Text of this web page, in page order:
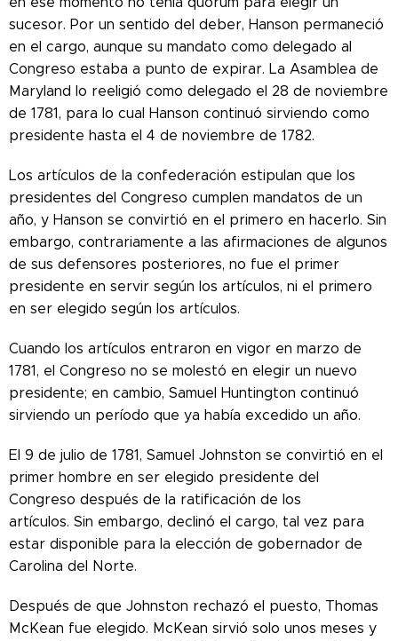
sucesor. Por un sentido del deber, Hanson permaneció
en el cargo, aunque su mandato como delegado al
Congreso estaba a punto de expirar. La Asamblea de
Maryland lo reeligió como delegado el 28 de noviembre
de 1781, para lo cual Hanson continuó sirviendo como
presidente hasta el 4 de noviembre de 1782.
Los artículos de la confederación estipulan que los
presidentes del Congreso cumplen mandatos de un
año, y Hanson se convirtió en el primero en hacerlo. Sin
embargo, contrariamente a las afirmaciones de algunos
de sus defensores posteriores, no fue el primer
presidente en servir según los artículos, ni el primero
en ser elegido según los artículos.
Cuando los artículos entraron en vigor en marzo de
1781, el Congreso no se molestó en elegir un nuevo
presidente; en cambio, Samuel Huntington continuó
sirviendo un período que ya había excedido un año.
El 9 de julio de 1781, Samuel Johnston se convirtió en el
primer hombre en ser elegido presidente del
Congreso después de la ratificación de los
artículos. Sin embargo, declinó el cargo, tal vez para
estar disponible para la elección de gobernador de
Carolina del Norte.
Después de que Johnston rechazó el puesto, Thomas
McKean fue elegido. McKean sirvió solo unos meses y